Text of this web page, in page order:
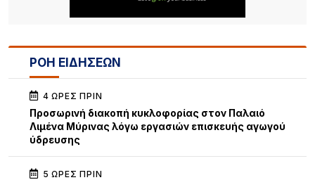
ΡΟΗ ΕΙΔΗΣΕΩΝ
4 ΏΡΕΣ ΠΡΙΝ
Προσωρινή διακοπή κυκλοφορίας στον Παλαιό
Λιμένα Μύρινας λόγω εργασιών επισκευής αγωγού
ύδρευσης
5 ΏΡΕΣ ΠΡΙΝ